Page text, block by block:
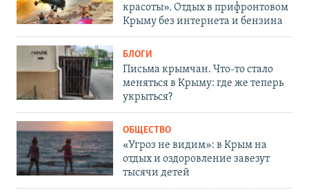
красоты». Отдых в прифронтовом
Крыму без интернета и бензина
БЛОГИ
Письма крымчан. Что-то стало
меняться в Крыму: где же теперь
укрыться?
ОБЩЕСТВО
«Угроз не видим»: в Крым на
отдых и оздоровление завезут
тысячи детей